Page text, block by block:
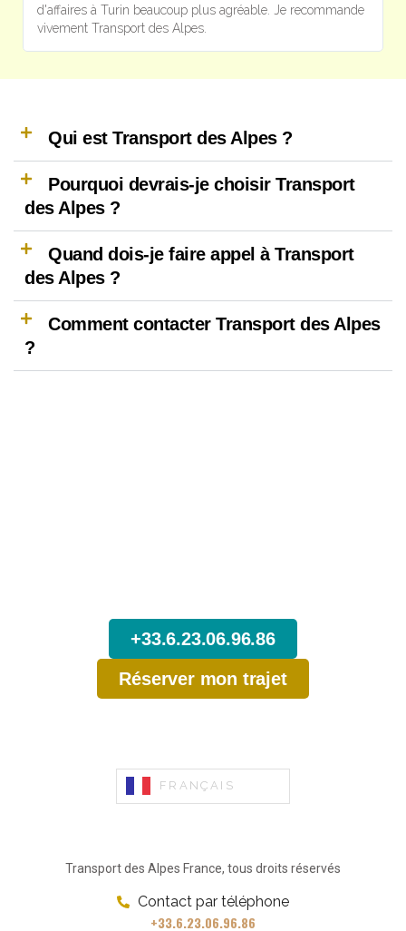
d'affaires à Turin beaucoup plus agréable. Je recommande
vivement Transport des Alpes.
Qui est Transport des Alpes ?
Pourquoi devrais-je choisir Transport
des Alpes ?
Quand dois-je faire appel à Transport
des Alpes ?
Comment contacter Transport des Alpes
?
+33.6.23.06.96.86
Réserver mon trajet
FRANÇAIS
Transport des Alpes France, tous droits réservés
Contact par téléphone
+33.6.23.06.96.86